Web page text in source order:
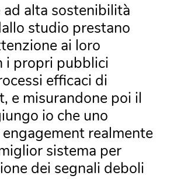
ad alta sostenibilità
studio prestano
ai loro
i propri pubblici
efficaci di
e misurandone poi il
io che uno
realmente
sistema per
dei segnali deboli